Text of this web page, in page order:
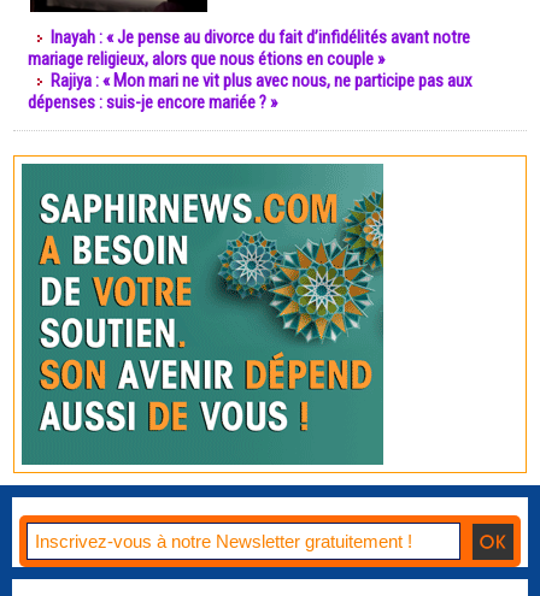
Inayah : « Je pense au divorce du fait d’infidélités avant notre
mariage religieux, alors que nous étions en couple »
Rajiya : « Mon mari ne vit plus avec nous, ne participe pas aux
dépenses : suis-je encore mariée ? »